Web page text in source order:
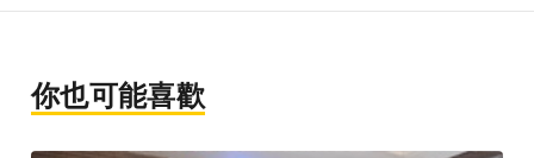
你也可能喜歡